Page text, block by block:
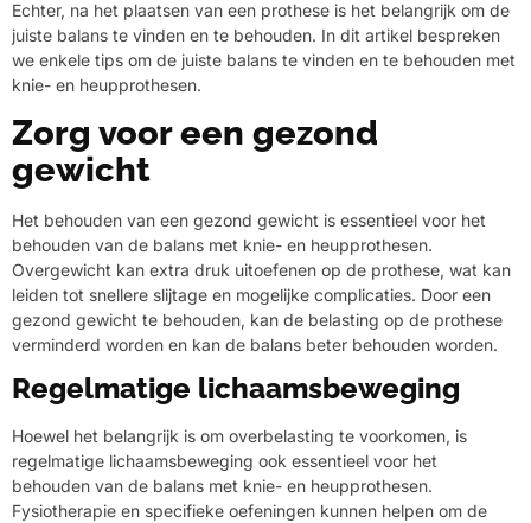
Echter, na het plaatsen van een prothese is het belangrijk om de
juiste balans te vinden en te behouden. In dit artikel bespreken
we enkele tips om de juiste balans te vinden en te behouden met
knie- en heupprothesen.
Zorg voor een gezond
gewicht
Het behouden van een gezond gewicht is essentieel voor het
behouden van de balans met knie- en heupprothesen.
Overgewicht kan extra druk uitoefenen op de prothese, wat kan
leiden tot snellere slijtage en mogelijke complicaties. Door een
gezond gewicht te behouden, kan de belasting op de prothese
verminderd worden en kan de balans beter behouden worden.
Regelmatige lichaamsbeweging
Hoewel het belangrijk is om overbelasting te voorkomen, is
regelmatige lichaamsbeweging ook essentieel voor het
behouden van de balans met knie- en heupprothesen.
Fysiotherapie en specifieke oefeningen kunnen helpen om de